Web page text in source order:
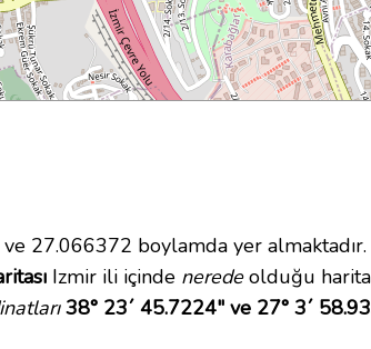
27.066372 boylamda yer
Izmir ili içinde neredeolduğu harita
38° 23´ 45.7224" ve 27° 3´